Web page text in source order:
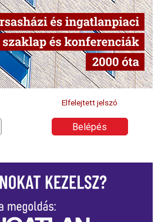
Elfelejtett jelszó
Belépés